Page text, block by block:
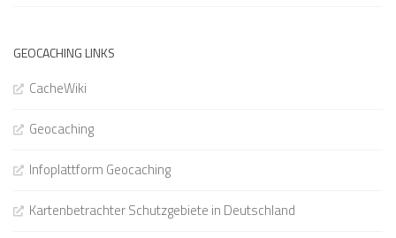
GEOCACHING LINKS
CacheWiki
Geocaching
Infoplattform Geocaching
Kartenbetrachter Schutzgebiete in Deutschland